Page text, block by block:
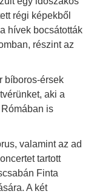
régi képekből
hívek bocsátották
részint az
bíboros-érsek
aki a
is
valamint az ad
tartott
Finta
A két